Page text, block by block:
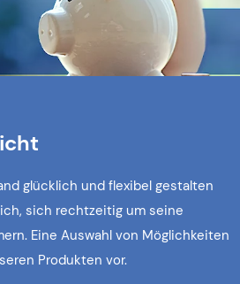
glücklich und flexibel gestalten
sich rechtzeitig um seine
Eine Auswahl von Möglichkeiten
Produkten vor.